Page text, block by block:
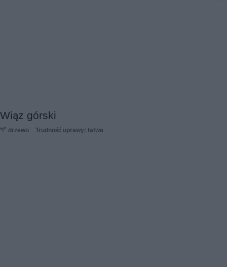
Wiąz górski
drzewo Trudność uprawy: łatwa